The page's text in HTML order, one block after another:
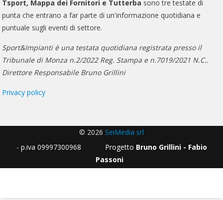
Tsport, Mappa dei Fornitori e Tutterba sono tre testate di
punta che entrano a far parte di un'informazione quotidiana e
puntuale sugli eventi di settore.
Sport&Impianti è una testata quotidiana registrata presso il
Tribunale di Monza n.2/2022 Reg. Stampa e n.7019/2021 N.C..
Direttore Responsabile Bruno Grillini
Privacy policy
© 2026 SeiMedia srl
- p.iva 09997300968 Progetto Bruno Grillini - Fabio
Passoni